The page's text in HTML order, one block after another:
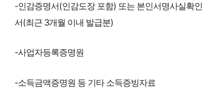
-인감증명서(인감도장 포함) 또는 본인서명사실확인
서(최근 3개월 이내 발급분)
-사업자등록증명원
-소득금액증명원 등 기타 소득증빙자료